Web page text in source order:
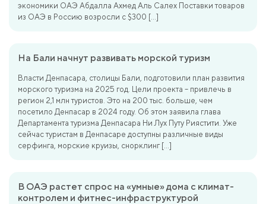
экономики ОАЭ Абдалла Ахмед Аль Салех Поставки товаров
из ОАЭ в Россию возросли с $300 […]
На Бали начнут развивать морской туризм
Власти Денпасара, столицы Бали, подготовили план развития
морского туризма на 2025 год. Цели проекта – привлечь в
регион 2,1 млн туристов. Это на 200 тыс. больше, чем
посетило Денпасар в 2024 году. Об этом заявила глава
Департамента туризма Денпасара Ни Лух Путу Риястити. Уже
сейчас туристам в Денпасаре доступны различные виды
серфинга, морские круизы, снорклинг […]
В ОАЭ растет спрос на «умные» дома с климат-
контролем и фитнес-инфраструктурой